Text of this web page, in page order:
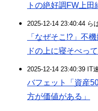
トの絶好調FW上
2025-12-14 23:40:44 ら
「なぜそこ!?」不
ドの上に寝そべっ
2025-12-14 23:40:39 IT
バフェット「資産
方が価値がある」